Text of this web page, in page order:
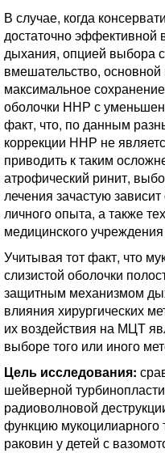
В случае, когда
достаточно эффективной
дыхания, опцией выбора
вмешательство,
максимальное
оболочки ННР с
факт, что, по данным
коррекции ННР не
приводить к таким
атрофический ринит,
лечения зачастую
личного опыта, а также
медицинского
Учитывая тот факт, что
слизистой оболочки
защитным механизмом
влияния хирургических
их воздействия на МЦТ
выборе того или иного
Цель исследования:
шейверной
радиоволновой
функцию мукоцилиарного
раковин у детей с